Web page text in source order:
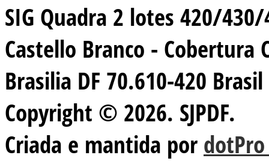
SIG Quadra 2 lotes 420/
Castello Branco - Cobertura
Brasilia DF 70.610-420 Brasil
Copyright © 2026. SJPDF.
Criada e mantida por